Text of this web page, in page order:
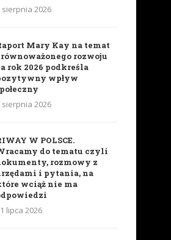
To już nie jest praca. To
sierpnia 2026
Mary Kay na temat
rozwoju
rok 2026 podkreśla
wpływ
sierpnia 2026
W POLSCE.
do tematu czyli
rozmowy z
i pytania, na
wciąż nie ma
lipca 2026